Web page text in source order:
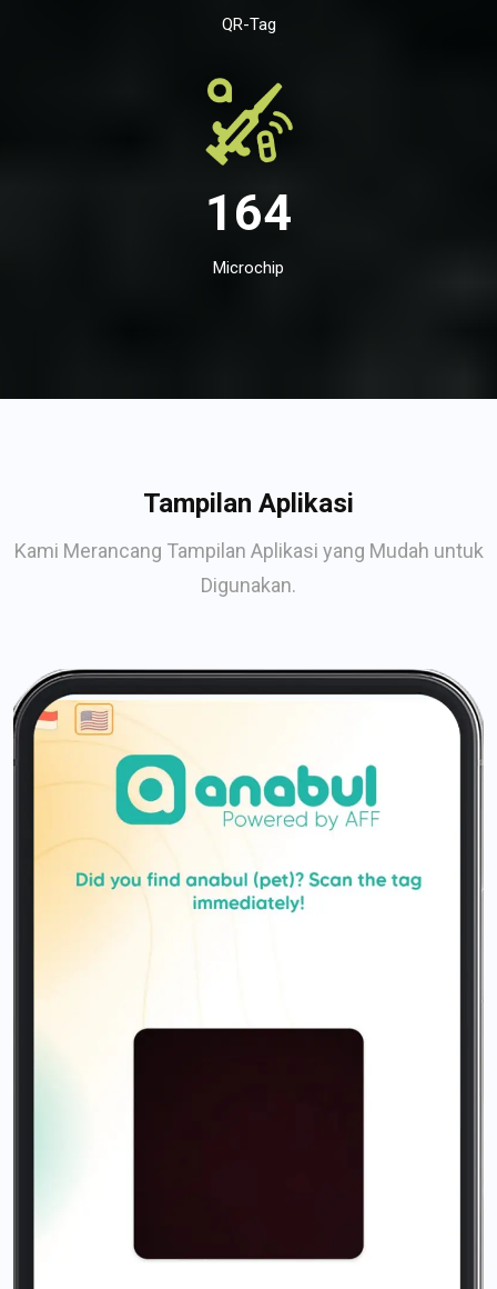
QR-Tag
164
Microchip
Tampilan Aplikasi
Kami Merancang Tampilan Aplikasi yang Mudah untuk
Digunakan.